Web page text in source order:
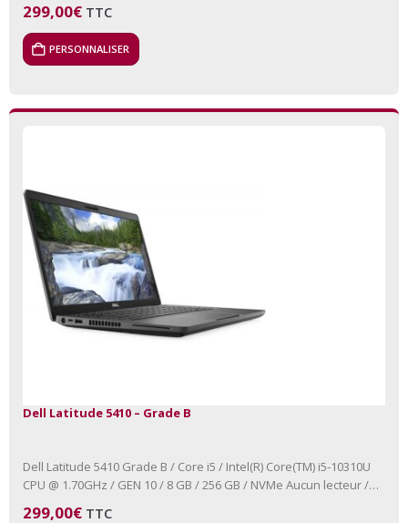
299,00€ TTC
PERSONNALISER
Dell Latitude 5410 – Grade B
Dell Latitude 5410 Grade B / Core i5 / Intel(R) Core(TM) i5-10310U
CPU @ 1.70GHz / GEN 10 / 8 GB / 256 GB / NVMe Aucun lecteur /…
299,00€ TTC